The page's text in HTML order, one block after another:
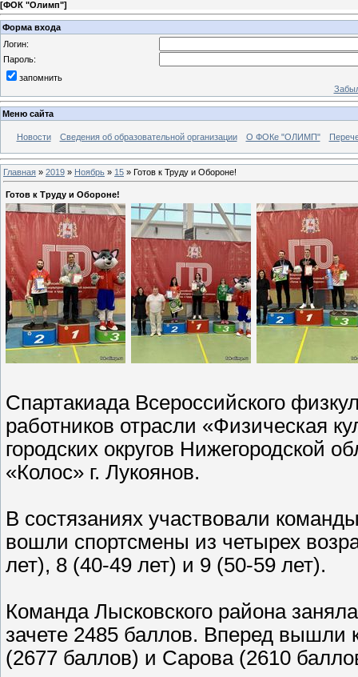
[ФОК "Олимп"]
Форма входа
Логин:
Пароль:
запомнить
Меню сайта
Новости Сведения об образовательной организации О ФОКе "ОЛИМП"
Главная » 2019 » Ноябрь » 15 » Готов к Труду и Обороне!
Готов к Труду и Обороне!
Спартакиада Всероссийского
работников отрасли «Физическая
городских округов Нижегородской
«Колос» г. Лукоянов.
В состязаниях участвовали
вошли спортсмены из четырех
лет), 8 (40-49 лет) и 9 (50-59 лет).
Команда Лысковского района
зачете 2485 баллов. Вперед
(2677 баллов) и Сарова (2610